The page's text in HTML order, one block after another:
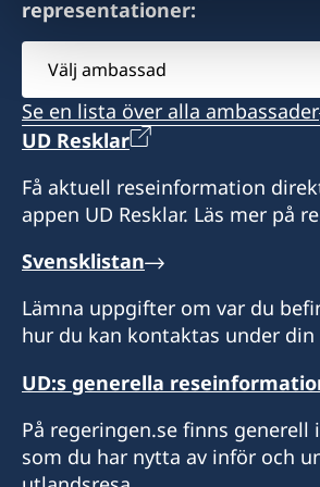
representationer:
Välj
ambassad
Se en lista över alla ambassader
UD Resklar
Få aktuell reseinformation
appen UD Resklar. Läs mer på
Svensklistan
Lämna uppgifter om var du
hur du kan kontaktas under
UD:s generella
På regeringen.se finns
som du har nytta av inför och